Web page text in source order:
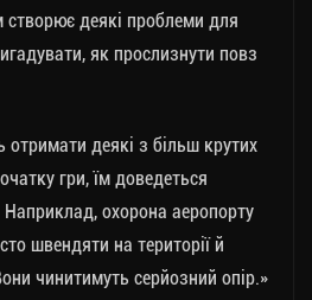
створює деякі проблеми для
як прослизнути повз
отримати деякі з більш крутих
гри, їм доведеться
охорона аеропорту
швендяти на території й
чинитимуть серйозний опір.»